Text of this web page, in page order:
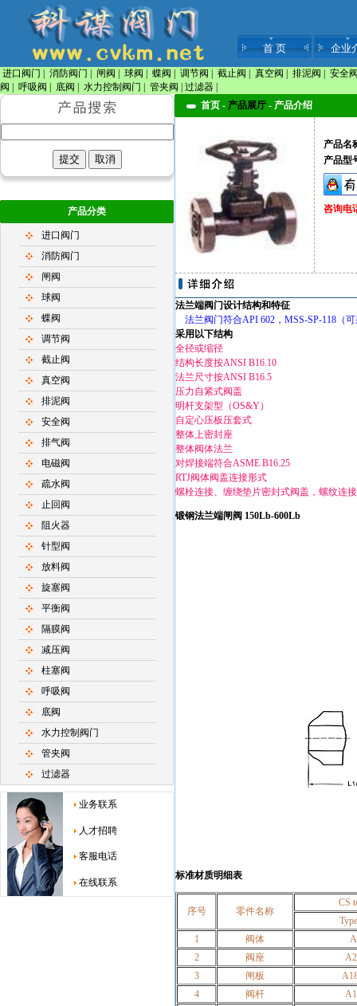
首 页 企业
进口阀门 消防阀门 闸阀 球阀 蝶阀 调节阀 截止阀 真空阀 排泥阀
安全
阀
呼吸阀 底阀 水力控制阀门 管夹阀 过滤器
产品分类
进口阀门
消防阀门
闸阀
球阀
蝶阀
调节阀
截止阀
真空阀
排泥阀
安全阀
排气阀
电磁阀
疏水阀
止回阀
阻火器
针型阀
放料阀
旋塞阀
平衡阀
隔膜阀
减压阀
柱塞阀
呼吸阀
底阀
水力控制阀门
管夹阀
过滤器
业务联系
人才招聘
客服电话
在线联系
首页 - 产品展厅 - 产品介绍
产品名
产品型
咨询电
法兰端阀门设计结构和特征
法兰阀门符合API 602，MSS-SP-118（
采用以下结构
全径或缩径
结构长度按ANSI B16.10
法兰尺寸按ANSI B16.5
压力自紧式阀盖
明杆支架型（OS&Y）
自定心压板压套式
整体上密封座
整体阀体法兰
对焊接端符合ASME B16.25
RTJ阀体阀盖连接形式
螺栓连接、缠绕垫片密封式阀盖，螺纹连
锻钢法兰端闸阀 150Lb-600Lb
标准材质明细表
序号 零件名称
CS
1
阀体
2
阀座
3
闸板
4
阀杆